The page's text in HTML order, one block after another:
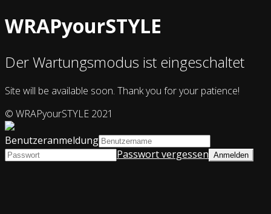
WRAPyourSTYLE
Der Wartungsmodus ist eingeschaltet
Site will be available soon. Thank you for your patience!
© WRAPyourSTYLE 2021
Benutzeranmeldung
Passwort vergessen